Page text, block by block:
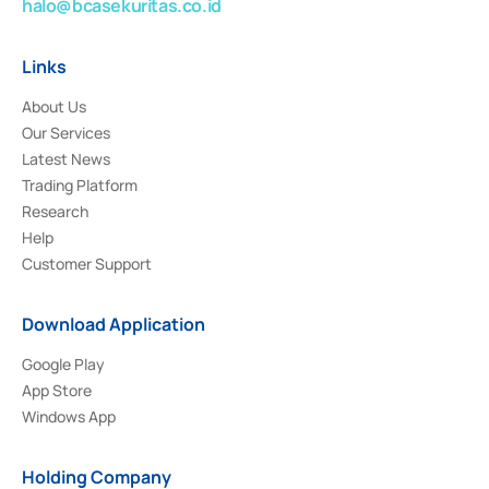
halo@bcasekuritas.co.id
Links
About Us
Our Services
Latest News
Trading Platform
Research
Help
Customer Support
Download Application
Google Play
App Store
Windows App
Holding Company